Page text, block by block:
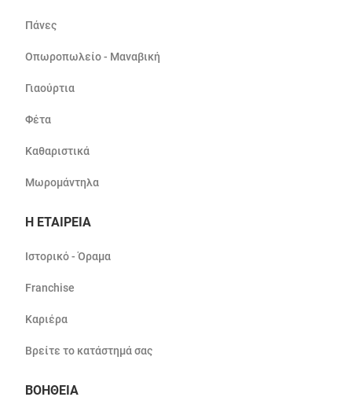
Πάνες
Οπωροπωλείο - Μαναβική
Γιαούρτια
Φέτα
Καθαριστικά
Μωρομάντηλα
Η ΕΤΑΙΡΕΙΑ
Ιστορικό - Όραμα
Franchise
Καριέρα
Βρείτε το κατάστημά σας
ΒΟΗΘΕΙΑ